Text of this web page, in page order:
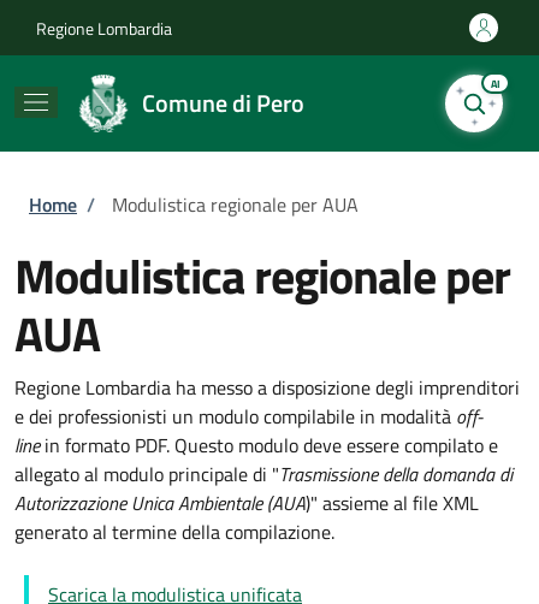
Regione Lombardia
Comune di Pero
AI
Briciole di pane
Home / Modulistica regionale per AUA
Modulistica regionale per
AUA
Regione Lombardia ha messo a disposizione degli imprenditori
e dei professionisti un modulo compilabile in modalità off-
linein formato PDF. Questo modulo deve essere compilato e
allegato al modulo principale di "Trasmissione della domanda di
Autorizzazione Unica Ambientale (AUA)" assieme al file XML
generato al termine della compilazione.
Scarica la modulistica unificata